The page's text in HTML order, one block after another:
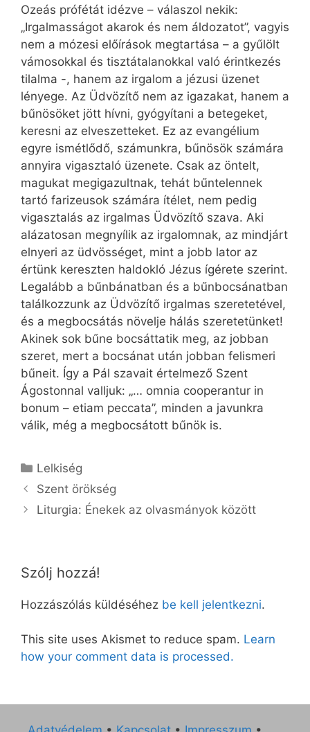
Ozeás prófétát idézve – válaszol nekik:
„Irgalmasságot akarok és nem áldozatot”, vagyis
nem a mózesi előírások megtartása – a gyűlölt
vámosokkal és tisztátalanokkal való érintkezés
tilalma -, hanem az irgalom a jézusi üzenet
lényege. Az Üdvözítő nem az igazakat, hanem a
bűnösöket jött hívni, gyógyítani a betegeket,
keresni az elveszetteket. Ez az evangélium
egyre ismétlődő, számunkra, bűnösök számára
annyira vigasztaló üzenete. Csak az öntelt,
magukat megigazultnak, tehát bűntelennek
tartó farizeusok számára ítélet, nem pedig
vigasztalás az irgalmas Üdvözítő szava. Aki
alázatosan megnyílik az irgalomnak, az mindjárt
elnyeri az üdvösséget, mint a jobb lator az
értünk kereszten haldokló Jézus ígérete szerint.
Legalább a bűnbánatban és a bűnbocsánatban
találkozzunk az Üdvözítő irgalmas szeretetével,
és a megbocsátás növelje hálás szeretetünket!
Akinek sok bűne bocsáttatik meg, az jobban
szeret, mert a bocsánat után jobban felismeri
bűneit. Így a Pál szavait értelmező Szent
Ágostonnal valljuk: „… omnia cooperantur in
bonum – etiam peccata”, minden a javunkra
válik, még a megbocsátott bűnök is.
Kategória
Lelkiség
Szent örökség
Liturgia: Énekek az olvasmányok között
Szólj hozzá!
Hozzászólás küldéséhez be kell jelentkezni.
This site uses Akismet to reduce spam. Learn
how your comment data is processed.